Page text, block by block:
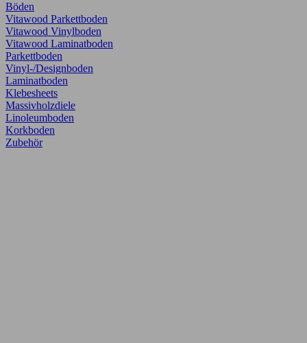
Böden
Vitawood Parkettboden
Vitawood Vinylboden
Vitawood Laminatboden
Parkettboden
Vinyl-/Designboden
Laminatboden
Klebesheets
Massivholzdiele
Linoleumboden
Korkboden
Zubehör